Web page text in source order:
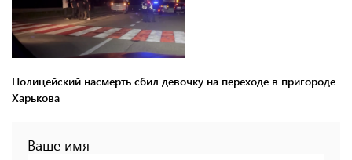
Полицейский насмерть сбил девочку на переходе в пригороде
Харькова
Ваше имя